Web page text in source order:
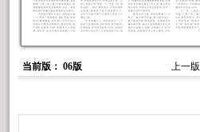
当前版： 06版 上一版